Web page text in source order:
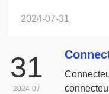
télévision et autres
2024-07-31
31
2024-07